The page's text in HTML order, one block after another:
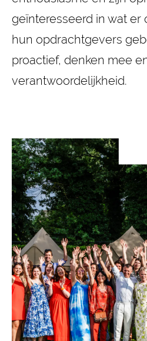
geïnteresseerd in wat er
hun opdrachtgevers
proactief, denken mee
verantwoordelijkheid.